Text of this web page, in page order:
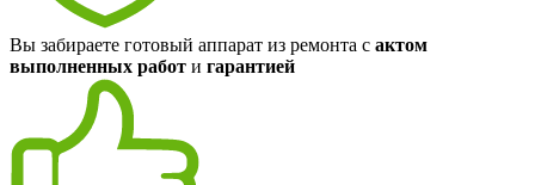
Вы забираете готовый аппарат из ремонта с актом
выполненных работ и гарантией